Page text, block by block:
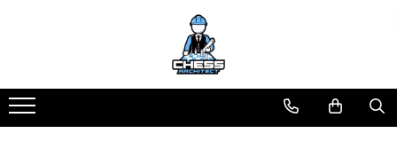
Accesorii
Accesorii tabla
Conținut Video
Faza 3
Universul Chess Architect
Kit Chess Architect
Experiențe Șahiste